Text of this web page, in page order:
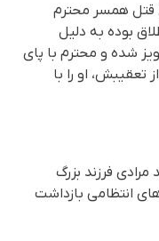
همسر محترم
بوده به دلیل
شده و محترم با پای
تعقیبش، او را با
فرزند بزرگ
انتظامی بازداشت